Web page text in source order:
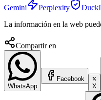
Gemini
Perplexity
La información en la web
Compartir en
WhatsApp
Facebook
X